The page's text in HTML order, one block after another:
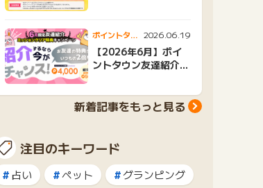
ポイントタウ
ンニュース
2026.06.19
【2026年6月】ポイ
ントタウン友達紹介キ
新着記事をもっと見る
注目のキーワード
占い ペット
グランピング